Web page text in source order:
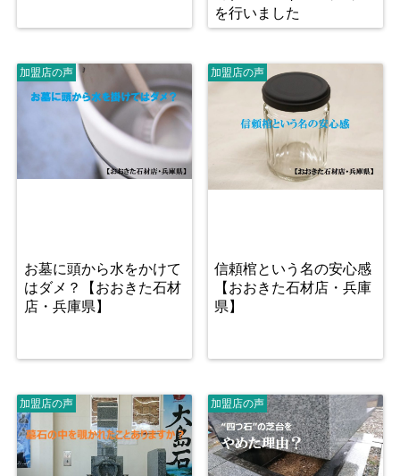
を行いました
加盟店の声
お墓に頭から水をかけて
はダメ？【おおきた石材
店・兵庫県】
加盟店の声
信頼棺という名の安心感
【おおきた石材店・兵庫
県】
加盟店の声 加盟店の声